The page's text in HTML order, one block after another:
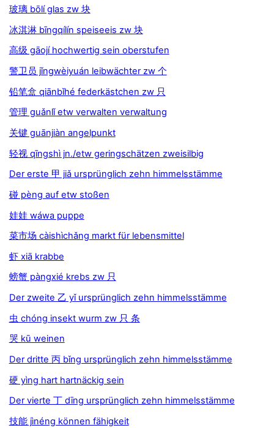
玻璃 bōlí glas zw 块
冰淇淋 bīngqílín speiseeis zw 块
高级 gāojí hochwertig sein oberstufen
警卫员 jǐngwèiyuán leibwächter zw 个
铅笔盒 qiānbǐhé federkästchen zw 只
管理 guǎnlǐ etw verwalten verwaltung
关键 guānjiàn angelpunkt
轻视 qīngshì jn./etw geringschätzen zweisilbig
Der erste 甲 jiǎ ursprünglich zehn himmelsstämme
碰 pèng auf etw stoßen
娃娃 wáwa puppe
菜市场 càishìchǎng markt für lebensmittel
虾 xiā krabbe
螃蟹 pàngxié krebs zw 只
Der zweite 乙 yǐ ursprünglich zehn himmelsstämme
虫 chóng insekt wurm zw 只 条
哭 kū weinen
Der dritte 丙 bǐng ursprünglich zehn himmelsstämme
硬 yìng hart hartnäckig sein
Der vierte 丁 dīng ursprünglich zehn himmelsstämme
技能 jìnéng können fähigkeit